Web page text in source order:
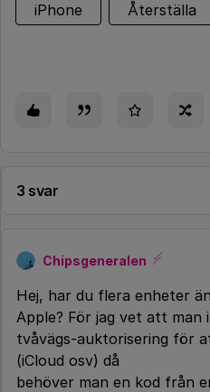
iPhone Återställa
3 svar
Chipsgeneralen
Hej, har du flera enheter
Apple? För jag vet att man
tvåvägs-auktorisering för
(iCloud osv) då
behöver man en kod från